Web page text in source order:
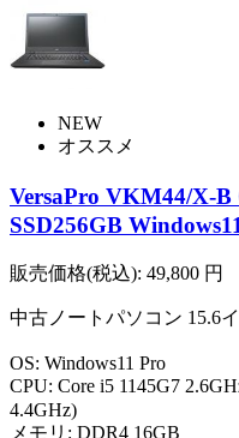
NEW
オススメ
VersaPro VKM44/X-B
SSD256GB
販売価格(税込): 49,800 円
中古ノートパソコン 15.6
OS: Windows11 Pro
CPU: Core i5 1145G7
4.4GHz)
メモリ: DDR4 16GB